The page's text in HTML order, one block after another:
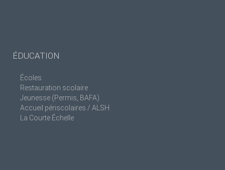
ÉDUCATION
Écoles
Restauration scolaire
Jeunesse (Permis, BAFA)
Accueil périscolaires / ALSH
La Courte Échelle